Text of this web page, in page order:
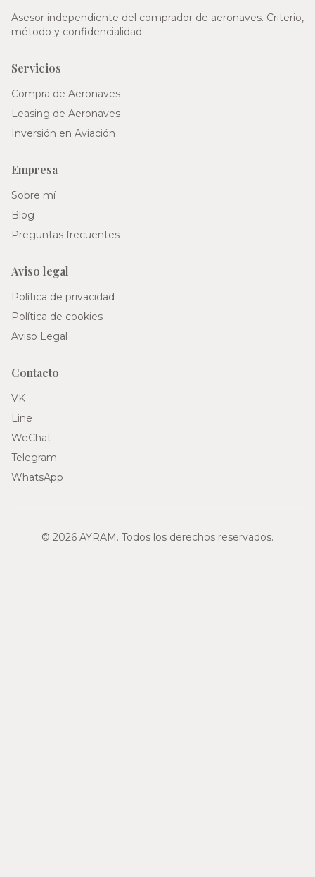
Asesor independiente del comprador de aeronaves. Criterio,
método y confidencialidad.
Servicios
Compra de Aeronaves
Leasing de Aeronaves
Inversión en Aviación
Empresa
Sobre mí
Blog
Preguntas frecuentes
Aviso legal
Política de privacidad
Política de cookies
Aviso Legal
Contacto
VK
Line
WeChat
Telegram
WhatsApp
© 2026 AYRAM. Todos los derechos reservados.